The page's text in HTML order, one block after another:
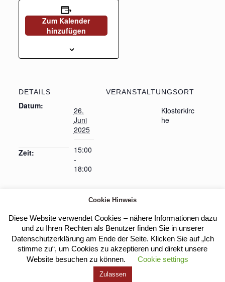
Zum Kalender
hinzufügen
DETAILS
Datum:
26.
Juni
2025
Zeit:
15:00
-
18:00
VERANSTALTUNGSORT
Klosterkirc
he
„Was Gott von uns will“ –
Bibelbetrachtung
Heilige Messe
Kloster Heilig Kreuz |Impressum
Cookie Hinweis
Diese Website verwendet Cookies – nähere Informationen dazu
und zu Ihren Rechten als Benutzer finden Sie in unserer
Datenschutzerklärung am Ende der Seite. Klicken Sie auf „Ich
stimme zu“, um Cookies zu akzeptieren und direkt unsere
Website besuchen zu können.
Cookie settings
Zulassen